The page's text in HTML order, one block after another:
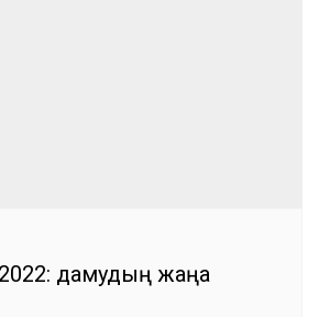
дамудың жаңа